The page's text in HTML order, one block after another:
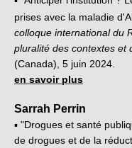
prises avec la maladie
colloque international du
pluralité des contextes et
(Canada), 5 juin 2024.
en savoir plus
Sarrah Perrin
▪ "Drogues et santé
de drogues et de la